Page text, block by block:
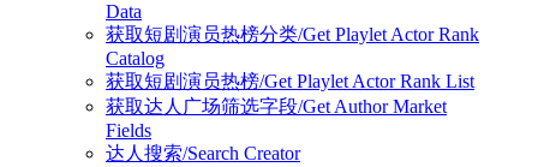
Data
获取短剧演员热榜分类/Get Playlet Actor Rank
Catalog
获取短剧演员热榜/Get Playlet Actor Rank List
获取达人广场筛选字段/Get Author Market
Fields
达人搜索/Search Creator